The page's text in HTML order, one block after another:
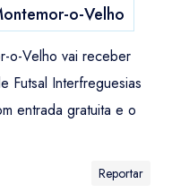
o-Velho
o-Velho vai receber
Futsal Interfreguesias
entrada gratuita e o
Reportar